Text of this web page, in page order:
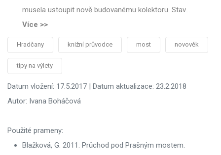
musela ustoupit nově budovanému kolektoru. Stav…
Více >>
Hradčany knižní průvodce most novověk
tipy na výlety
Datum vložení: 17.5.2017 | Datum aktualizace: 23.2.2018
Autor: Ivana Boháčová
Použité prameny:
Blažková, G. 2011: Průchod pod Prašným mostem.